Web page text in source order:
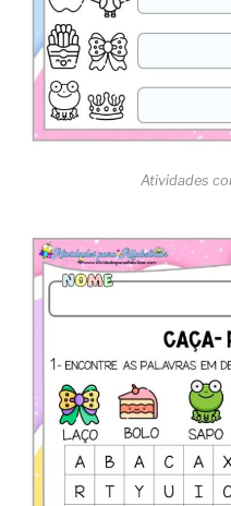
Atividades